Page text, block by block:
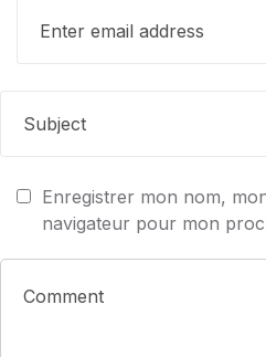
Enregistrer mon nom,
navigateur pour mon